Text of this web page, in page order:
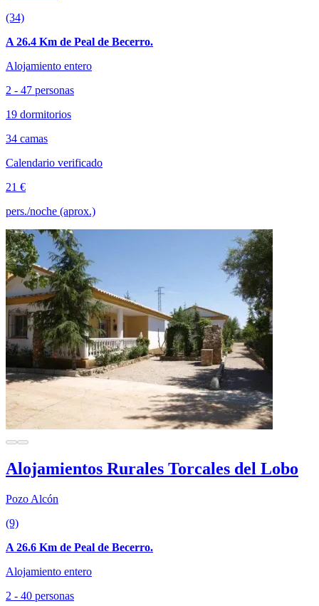
(34)
A 26.4 Km de Peal de Becerro.
Alojamiento entero
2 - 47 personas
19 dormitorios
34 camas
Calendario verificado
21 €
pers./noche (aprox.)
Alojamientos Rurales Torcales del Lobo
Pozo Alcón
(9)
A 26.6 Km de Peal de Becerro.
Alojamiento entero
2 - 40 personas